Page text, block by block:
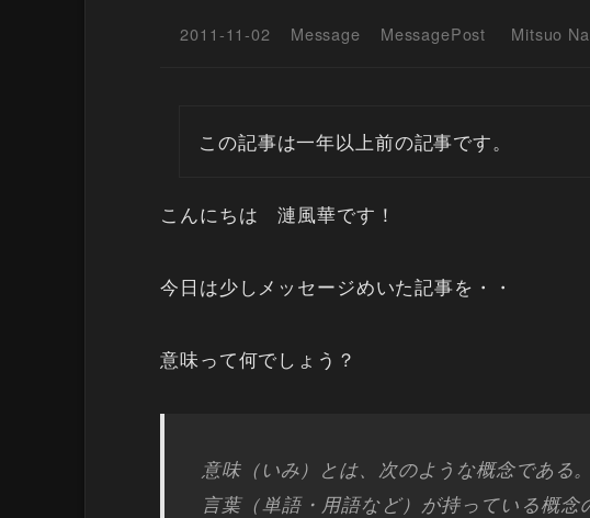
2011-11-02 Message MessagePost Mitsuo
この記事は一年以上前の記事です。
こんにちは 漣風華です！
今日は少しメッセージめいた記事を・・
意味って何でしょう？
意味（いみ）とは、次のような概念である。
言葉（単語・用語など）が持っている概